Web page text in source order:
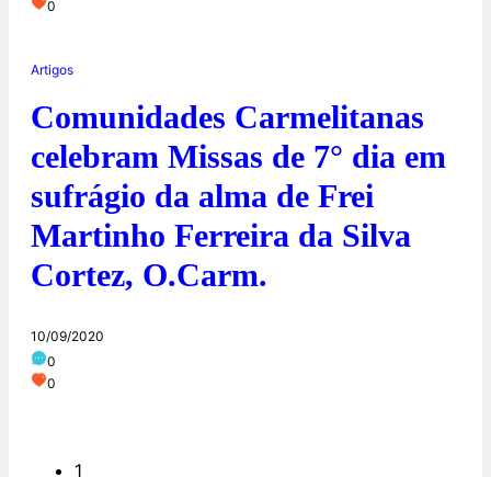
0
Artigos
Comunidades Carmelitanas
celebram Missas de 7° dia em
sufrágio da alma de Frei
Martinho Ferreira da Silva
Cortez, O.Carm.
10/09/2020
0
0
1